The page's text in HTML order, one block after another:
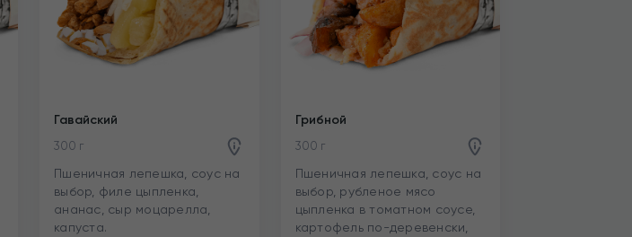
Гавайский
300 г
Пшеничная лепешка, соус на
выбор, филе цыпленка,
ананас, сыр моцарелла,
капуста.
Грибной
300 г
Пшеничная лепешка, соус на
выбор, рубленое мясо
цыпленка в томатном соусе,
картофель по-деревенски,